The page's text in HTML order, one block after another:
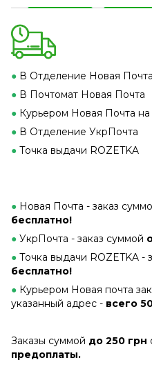
● В Отделение Новая Почта
● В Почтомат Новая Почта
● Курьером Новая Почта
● В Отделение УкрПочта
● Точка выдачи ROZETKA
● Новая Почта - заказ
бесплатно!
● УкрПочта - заказ суммой
● Точка выдачи ROZETKA -
бесплатно!
● Курьером Новая почта
указанный адрес - всего
Заказы суммой до 250 грн
предоплаты.